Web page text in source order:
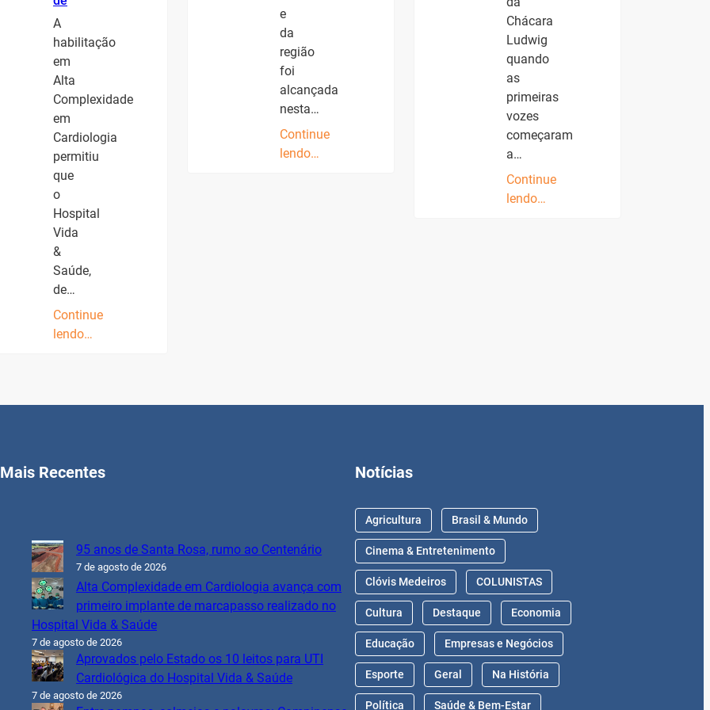
A
habilitação
em
Alta
Complexidade
em
Cardiologia
permitiu
que
o
Hospital
Vida
&
Saúde,
de…
Continue
lendo…
e
da
região
foi
alcançada
nesta…
Continue
lendo…
Chácara
Ludwig
quando
as
primeiras
vozes
começaram
a…
Continue
lendo…
Mais Recentes
95 anos de Santa Rosa, rumo ao Centenário
7 de agosto de 2026
Alta Complexidade em Cardiologia avança com
primeiro implante de marcapasso realizado no
Hospital Vida & Saúde
7 de agosto de 2026
Aprovados pelo Estado os 10 leitos para UTI
Cardiológica do Hospital Vida & Saúde
7 de agosto de 2026
Notícias
Agricultura Brasil & Mundo
Cinema & Entretenimento
Clóvis Medeiros COLUNISTAS
Cultura Destaque Economia
Educação Empresas e Negócios
Esporte Geral Na História
Política Saúde & Bem-Estar